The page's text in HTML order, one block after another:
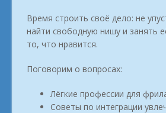
Время строить своё дело: не
найти свободную нишу и занять
то, что нравится.
Поговорим о вопросах:
Лёгкие профессии для
Советы по интеграции